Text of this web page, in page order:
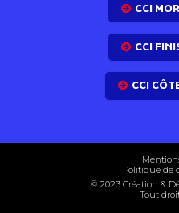
CCI
CCI
CCI
Politique de
© 2023 Création &
Tout